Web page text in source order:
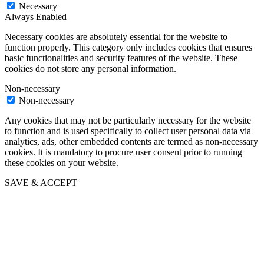
Necessary
Always Enabled
Necessary cookies are absolutely essential for the website to
function properly. This category only includes cookies that ensures
basic functionalities and security features of the website. These
cookies do not store any personal information.
Non-necessary
Non-necessary
Any cookies that may not be particularly necessary for the website
to function and is used specifically to collect user personal data via
analytics, ads, other embedded contents are termed as non-necessary
cookies. It is mandatory to procure user consent prior to running
these cookies on your website.
SAVE & ACCEPT